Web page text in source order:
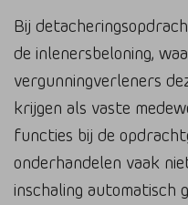
Bij
de inlenersbeloning,
vergunningverleners
krijgen als vaste
functies bij de
onderhandelen vaak
inschaling automatisch